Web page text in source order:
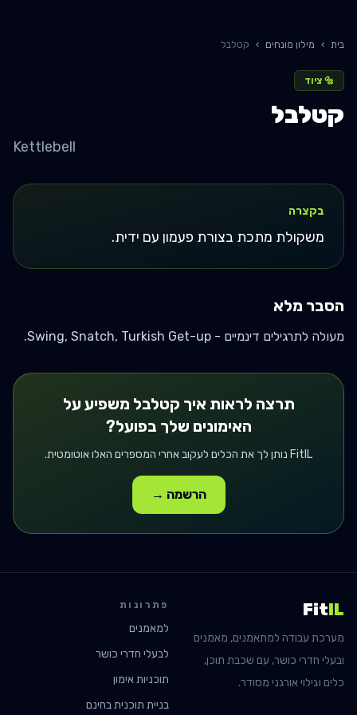
בית › מילון מונחים › קטלבל
🔩 ציוד
קטלבל
Kettlebell
בקצרה
משקולת מתכת בצורת פעמון עם ידית.
הסבר מלא
מעולה לתרגילים דינמיים - Swing, Snatch, Turkish Get-up.
תרצה לראות איך קטלבל משפיע על
האימונים שלך בפועל?
FitIL נותן לך את הכלים לעקוב אחרי המספרים האלו אוטומטית.
הרשמה →
FitIL
מערכת עבודה למתאמנים, מאמנים
ובעלי חדרי כושר, עם שכבת תוכן,
כלים וגילוי אורגני מסודר.
פתרונות
למאמנים
לבעלי חדרי כושר
תוכניות אימון
בניית תוכנית בחינם